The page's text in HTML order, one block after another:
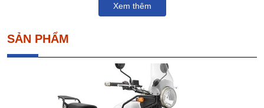
Xem thêm
SẢN PHẨM